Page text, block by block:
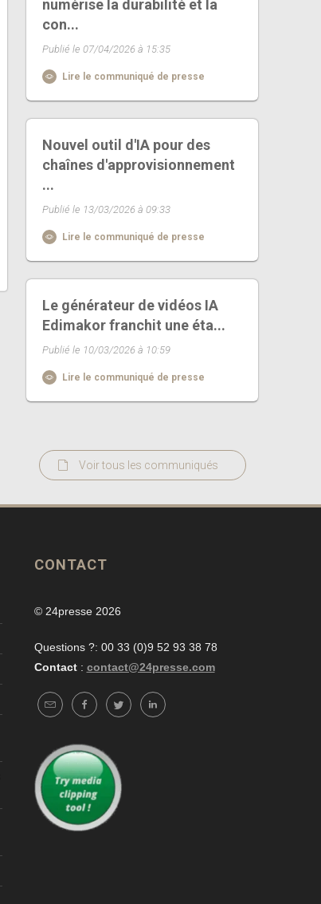
numérise la durabilité et la
con...
Publié le 07/04/2026 à 15:35
Lire le communiqué de presse
Nouvel outil d'IA pour des
chaînes d'approvisionnement
...
Publié le 13/03/2026 à 09:33
Lire le communiqué de presse
Le générateur de vidéos IA
Edimakor franchit une éta...
Publié le 10/03/2026 à 10:59
Lire le communiqué de presse
Voir tous les communiqués
CONTACT
© 24presse 2026
Questions ?: 00 33 (0)9 52 93 38 78
Contact : contact@24presse.com